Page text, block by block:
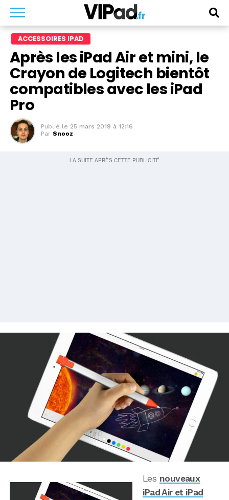
ACCESSOIRES IPAD
Après les iPad Air et mini, le
Crayon de Logitech bientôt
compatibles avec les iPad
Pro
Publié le 25 mars 2019 à 12:16
Par Snooz
Les nouveaux
iPad Air et iPad